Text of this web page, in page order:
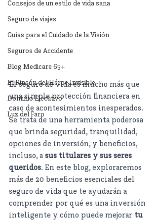
Consejos de un estilo de vida sana
Seguro de viajes
Guías para el Cuidado de la Visión
Seguros de Accidente
Blog Medicare 65+
El Rincón del Héroe Invisible
Dominio Ejecutivo
Luz del Faro
El seguro de vida es mucho más que
una simple protección financiera en
caso de acontesimientos inesperados.
Se trata de una herramienta poderosa
que brinda seguridad, tranquilidad,
opciones de inversión, y beneficios,
incluso, a sus titulares y sus seres
queridos. En este blog, exploraremos
más de 20 beneficios esenciales del
seguro de vida que te ayudarán a
comprender por qué es una inversión
inteligente y cómo puede mejorar tu